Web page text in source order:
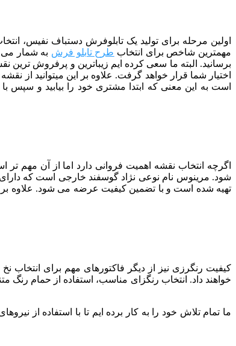
اولین مرحله برای تولید یک تابلوفرش دستباف نفیس،
مهمترین شاخص برای انتخاب طرح تابلو فرش به شمار می
برسانید. البته ما سعی کرده ایم زیباترین و پرفروش ترین
اختیار شما قرار خواهد گرفت. علاوه بر این میتوانید از
است به این معنی که ابتدا مشتری خود را بیابید و سپس
اگرچه انتخاب نقشه اهمیت فروانی دارد اما از آن مهم
شود. مرینوس نام نوعی نژاد گوسفند خارجی است که
تهیه شده است و با تضمین کیفیت عرضه می شود. علاوه بر
کیفیت رنگرزی نیز از دیگر فاکتورهای مهم برای
خواهند داد. انتخاب رنگزای مناسب، استفاده از حمام
ما تمام تلاش خود را به کار برده ایم تا با استفاده از